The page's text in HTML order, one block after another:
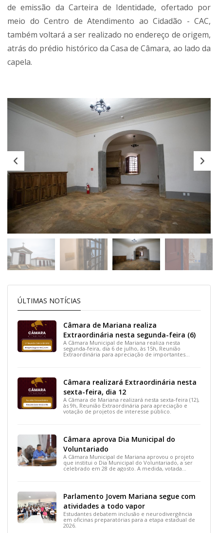
de emissão da Carteira de Identidade, ofertado por
meio do Centro de Atendimento ao Cidadão - CAC,
também voltará a ser realizado no endereço de origem,
atrás do prédio histórico da Casa de Câmara, ao lado da
capela.
ÚLTIMAS NOTÍCIAS
Câmara de Mariana realiza
Extraordinária nesta segunda-feira (6)
A Câmara Municipal de Mariana realiza nesta
segunda-feira, dia 6 de julho, às 15h, Reunião
Extraordinária para apreciação de importantes
Câmara realizará Extraordinária nesta
sexta-feira, dia 12
A Câmara de Mariana realizará nesta sexta-feira (12),
às 9h, Reunião Extraordinária para apreciação e
votação de projetos de interesse público.
Câmara aprova Dia Municipal do
Voluntariado
A Câmara Municipal de Mariana aprovou o projeto
que institui o Dia Municipal do Voluntariado, a ser
celebrado em 28 de agosto. A medida, votada
durante a 15ª Reunião Ordinária, busca reconhecer
Parlamento Jovem Mariana segue com
atividades a todo vapor
Estudantes debatem inclusão e neurodivergência
em oficinas preparatórias para a etapa estadual de
2026.